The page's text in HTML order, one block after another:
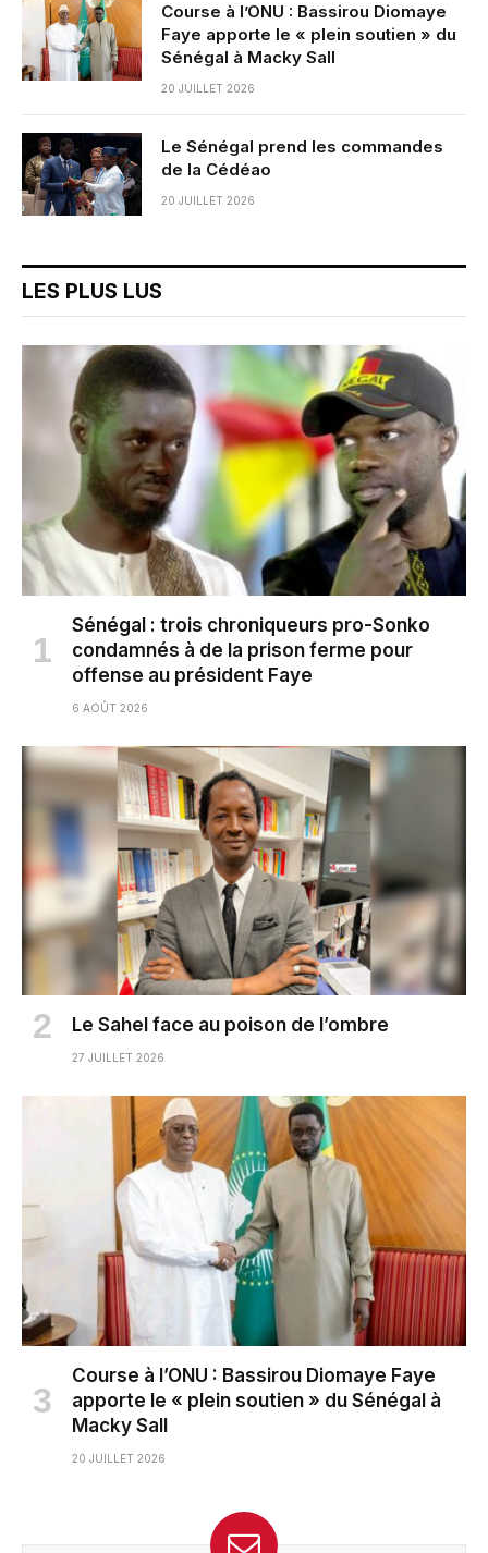
Course à l’ONU : Bassirou Diomaye
Faye apporte le « plein soutien » du
Sénégal à Macky Sall
20 JUILLET 2026
Le Sénégal prend les commandes
de la Cédéao
20 JUILLET 2026
LES PLUS LUS
Sénégal : trois chroniqueurs pro-Sonko
condamnés à de la prison ferme pour
offense au président Faye
6 AOÛT 2026
Le Sahel face au poison de l’ombre
27 JUILLET 2026
Course à l’ONU : Bassirou Diomaye Faye
apporte le « plein soutien » du Sénégal à
Macky Sall
20 JUILLET 2026